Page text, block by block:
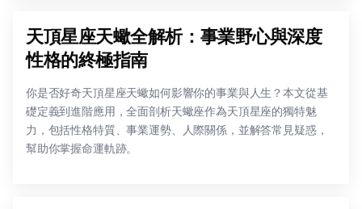
天頂星座天蠍全解析：事業野心與深度
性格的終極指南
你是否好奇天頂星座天蠍如何影響你的事業與人生？本文從基
礎定義到進階應用，全面剖析天蠍座作為天頂星座的獨特魅
力，包括性格特質、事業運勢、人際關係，並解答常見疑惑，
幫助你掌握命運軌跡。